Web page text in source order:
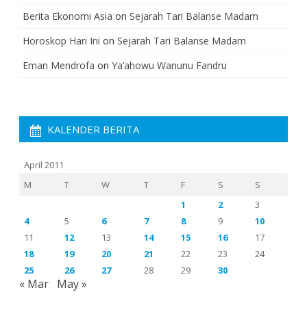
Berita Ekonomi Asia on Sejarah Tari Balanse Madam
Horoskop Hari Ini on Sejarah Tari Balanse Madam
Eman Mendrofa on Ya’ahowu Wanunu Fandru
KALENDER BERITA
April 2011
M
T W T F S
S
1
2
3
4
5 6 7 8 9
10
11
12 13 14 15 16
17
18
19 20 21 22 23
24
25
26 27 28 29 30
« Mar May »